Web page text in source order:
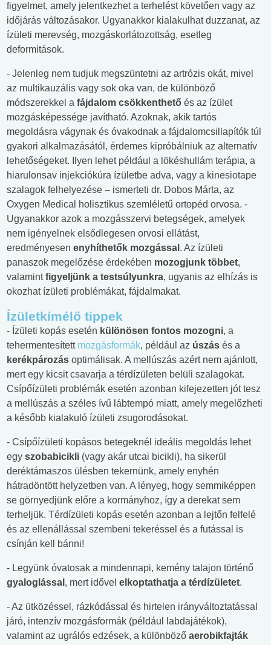
figyelmet, amely jelentkezhet a terhelést követően vagy az
időjárás változásakor. Ugyanakkor kialakulhat duzzanat, az
ízületi merevség, mozgáskorlátozottság, esetleg
deformitások.
- Jelenleg nem tudjuk megszüntetni az artrózis okát, mivel
az multikauzális vagy sok oka van, de különböző
módszerekkel a fájdalom csökkenthető és az ízület
mozgásképessége javítható. Azoknak, akik tartós
megoldásra vágynak és óvakodnak a fájdalomcsillapítók túl
gyakori alkalmazásától, érdemes kipróbálniuk az alternatív
lehetőségeket. Ilyen lehet például a lökéshullám terápia, a
hiarulonsav injekciókúra ízületbe adva, vagy a kinesiotape
szalagok felhelyezése – ismerteti dr. Dobos Márta, az
Oxygen Medical holisztikus szemléletű ortopéd orvosa. -
Ugyanakkor azok a mozgásszervi betegségek, amelyek
nem igényelnek elsődlegesen orvosi ellátást,
eredményesen enyhíthetők mozgással . Az ízületi
panaszok megelőzése érdekében mozogjunk többet,
valamintfigyeljünk a testsúlyunkra, ugyanis az elhízás is
okozhat ízületi problémákat, fájdalmakat.
Ízületkímélő tippek
- Ízületi kopás esetén különösen fontos mozogni, a
tehermentesített mozgásformák, például az úszás és a
kerékpározás optimálisak. A mellúszás azért nem ajánlott,
mert egy kicsit csavarja a térdízületen belüli szalagokat.
Csípőízületi problémák esetén azonban kifejezetten jót tesz
a mellúszás a széles ívű lábtempó miatt, amely megelőzheti
a később kialakuló ízületi zsugorodásokat.
- Csípőízületi kopásos betegeknél ideális megoldás lehet
egy szobabicikli (vagy akár utcai bicikli), ha sikerül
deréktámaszos ülésben tekernünk, amely enyhén
hátradöntött helyzetben van. A lényeg, hogy semmiképpen
se görnyedjünk előre a kormányhoz, így a derekat sem
terheljük. Térdízületi kopás esetén azonban a lejtőn felfelé
és az ellenállással szembeni tekeréssel és a futással is
csínján kell bánni!
- Legyünk óvatosak a mindennapi, kemény talajon történő
gyaloglással , mert idővel elkoptathatja a térdízületet.
- Az ütközéssel, rázkódással és hirtelen irányváltoztatással
járó, intenzív mozgásformák (például labdajátékok),
valamint az ugrálós edzések, a különböző aerobikfajták